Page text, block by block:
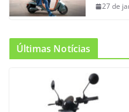
27 de
Últimas Notícias